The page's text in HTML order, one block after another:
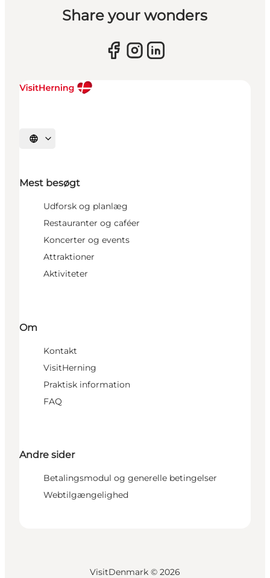
Share your wonders
Vælg sprog
Mest besøgt
Udforsk og planlæg
Restauranter og caféer
Koncerter og events
Attraktioner
Aktiviteter
Om
Kontakt
VisitHerning
Praktisk information
FAQ
Andre sider
Betalingsmodul og generelle betingelser
Webtilgængelighed
VisitDenmark © 2026